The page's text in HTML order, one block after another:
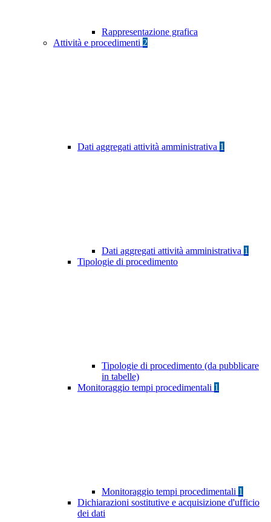
Rappresentazione grafica
Attività e procedimenti 2
Dati aggregati attività amministrativa 1
Dati aggregati attività amministrativa 1
Tipologie di procedimento
Tipologie di procedimento (da pubblicare
in tabelle)
Monitoraggio tempi procedimentali 1
Monitoraggio tempi procedimentali 1
Dichiarazioni sostitutive e acquisizione d'ufficio
dei dati